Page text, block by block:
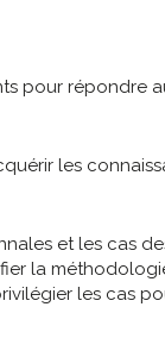
pour répondre
les
et les cas
la
les cas